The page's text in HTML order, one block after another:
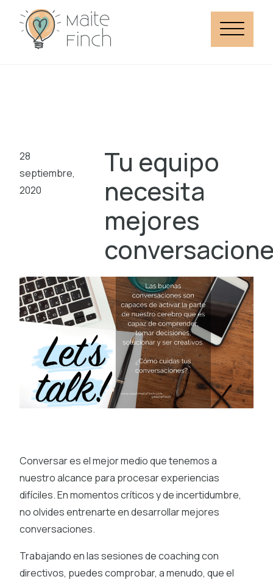
28
septiembre,
2020
Tu equipo
necesita
mejores
Conversar es el mejor medio que tenemos a
nuestro alcance para procesar experiencias
difíciles. En momentos críticos y de incertidumbre,
no olvides entrenarte en desarrollar mejores
conversaciones.
Trabajando en las sesiones de coaching con
directivos, puedes comprobar, a menudo, que el